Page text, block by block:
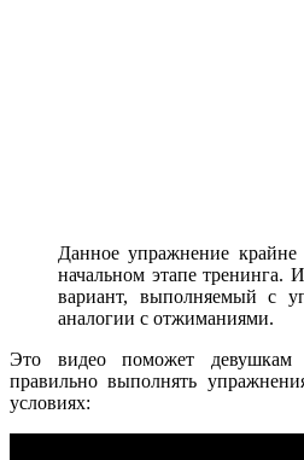
Данное упражнение крайне
начальном этапе тренинга.
вариант, выполняемый с
аналогии с отжиманиями.
Это видео поможет девушкам
правильно выполнять
условиях: